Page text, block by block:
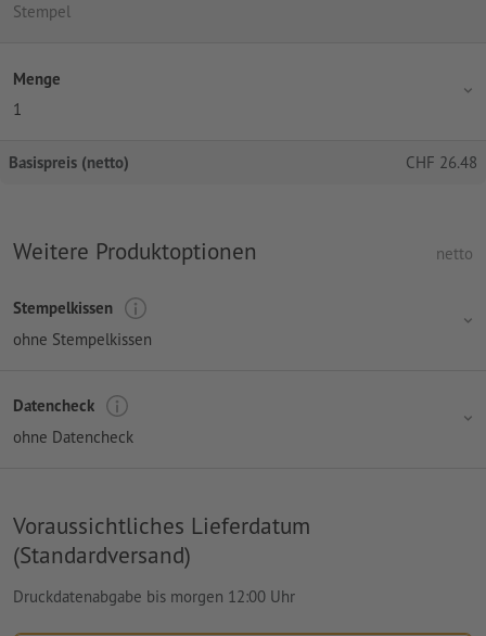
Stempel
Menge
1
Basispreis (netto) CHF 26.48
Weitere Produktoptionen netto
Stempelkissen
ohne Stempelkissen
Datencheck
ohne Datencheck
Voraussichtliches Lieferdatum
(Standardversand)
Druckdatenabgabe bis morgen 12:00 Uhr